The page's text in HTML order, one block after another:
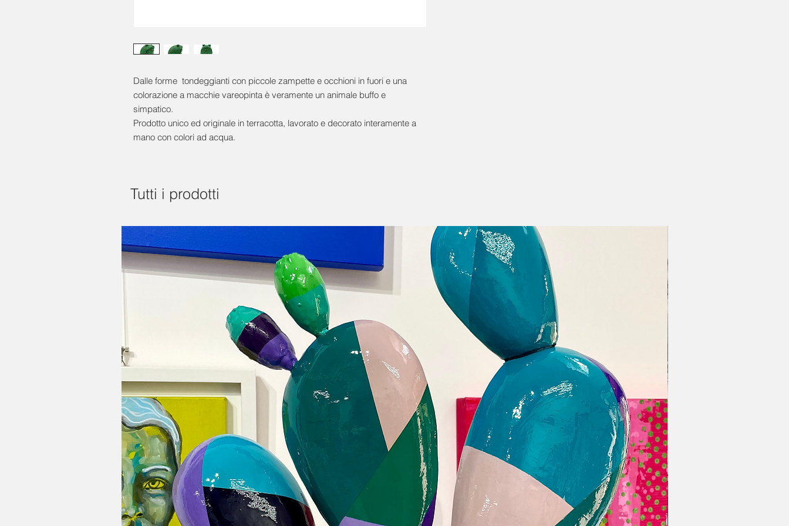
Dalle forme tondeggianti con piccole zampette e occhioni in fuori e una
colorazione a macchie vareopinta è veramente un animale buffo e
simpatico.
Prodotto unico ed originale in terracotta, lavorato e decorato interamente a
mano con colori ad acqua.
Tutti i prodotti